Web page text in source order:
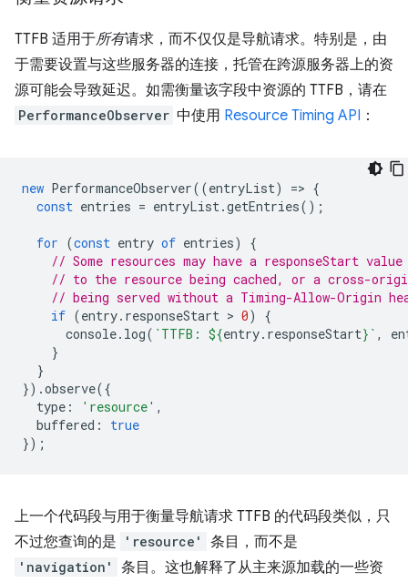
TTFB 适用于所有请求，而不仅仅是导航请求。特别是，由
于需要设置与这些服务器的连接，托管在跨源服务器上的资
源可能会导致延迟。如需衡量该字段中资源的 TTFB，请在
PerformanceObserver 中使用 Resource Timing API ：
new PerformanceObserver((entryList) => {
const entries = entryList.getEntries();
for (const entry of entries)
{
// Some resources may have a responseStart
// to the resource being cached, or a cross-
// being served without a Timing-Allow-Origin
if (entry. responseStart > 0)
{
console. log( `TTFB: ${entry. responseStart} ` ,
}
}
}).observe({
type : 'resource' ,
buffered :
true
});
上一个代码段与用于衡量导航请求 TTFB 的代码段类似，只
不过您查询的是
'resource' 条目，而不是
'navigation'
条目。这也解释了从主来源加载的一些资